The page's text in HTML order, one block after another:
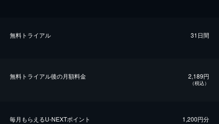
無料トライアル 31日間
無料トライアル後の⽉額料金 2,189円
（税込）
毎⽉もらえるU-NEXTポイント 1,200円分